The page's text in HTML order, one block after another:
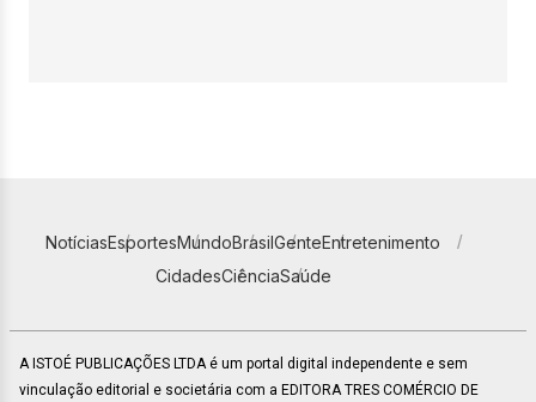
NotíciasEsportesMundoBrasilGenteEntretenimento
CidadesCiênciaSaúde
A ISTOÉ PUBLICAÇÕES LTDA é um portal digital independente e sem
vinculação editorial e societária com a EDITORA TRES COMÉRCIO DE